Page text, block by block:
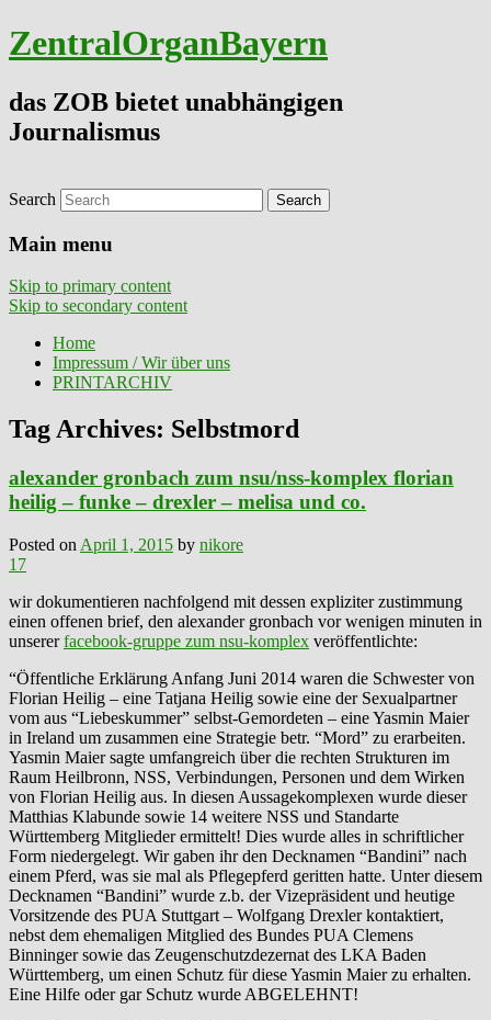
ZentralOrganBayern
das ZOB bietet unabhängigen
Journalismus
Search
Main menu
Skip to primary content
Skip to secondary content
Home
Impressum / Wir über uns
PRINTARCHIV
Tag Archives: Selbstmord
alexander gronbach zum nsu/nss-komplex florian
heilig – funke – drexler – melisa und co.
Posted on April 1, 2015 by nikore
17
wir dokumentieren nachfolgend mit dessen expliziter zustimmung
einen offenen brief, den alexander gronbach vor wenigen minuten in
unsererfacebook-gruppe zum nsu-komplex veröffentlichte:
“Öffentliche Erklärung Anfang Juni 2014 waren die Schwester von
Florian Heilig – eine Tatjana Heilig sowie eine der Sexualpartner
vom aus “Liebeskummer” selbst-Gemordeten – eine Yasmin Maier
in Ireland um zusammen eine Strategie betr. “Mord” zu erarbeiten.
Yasmin Maier sagte umfangreich über die rechten Strukturen im
Raum Heilbronn, NSS, Verbindungen, Personen und dem Wirken
von Florian Heilig aus. In diesen Aussagekomplexen wurde dieser
Matthias Klabunde sowie 14 weitere NSS und Standarte
Württemberg Mitglieder ermittelt! Dies wurde alles in schriftlicher
Form niedergelegt. Wir gaben ihr den Decknamen “Bandini” nach
einem Pferd, was sie mal als Pflegepferd geritten hatte. Unter diesem
Decknamen “Bandini” wurde z.b. der Vizepräsident und heutige
Vorsitzende des PUA Stuttgart – Wolfgang Drexler kontaktiert,
nebst dem ehemaligen Mitglied des Bundes PUA Clemens
Binninger sowie das Zeugenschutzdezernat des LKA Baden
Württemberg, um einen Schutz für diese Yasmin Maier zu erhalten.
Eine Hilfe oder gar Schutz wurde ABGELEHNT!